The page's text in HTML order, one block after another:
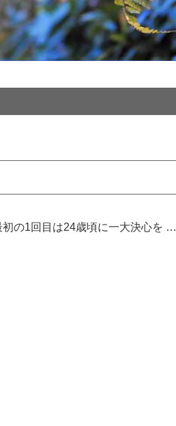
の1回目は24歳頃に一大決心を …